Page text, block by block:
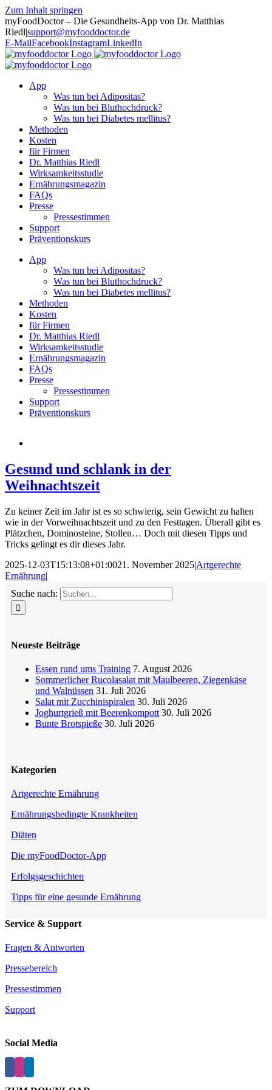
Zum Inhalt springen
myFoodDoctor – Die Gesundheits-App von Dr. Matthias
Riedl|support@myfooddoctor.de
E-MailFacebookInstagramLinkedIn
App
Was tun bei Adipositas?
Was tun bei Bluthochdruck?
Was tun bei Diabetes mellitus?
Methoden
Kosten
für Firmen
Dr. Matthias Riedl
Wirksamkeitsstudie
Ernährungsmagazin
FAQs
Presse
Pressestimmen
Support
Präventionskurs
App
Was tun bei Adipositas?
Was tun bei Bluthochdruck?
Was tun bei Diabetes mellitus?
Methoden
Kosten
für Firmen
Dr. Matthias Riedl
Wirksamkeitsstudie
Ernährungsmagazin
FAQs
Presse
Pressestimmen
Support
Präventionskurs
Gesund und schlank in der
Weihnachtszeit
Zu keiner Zeit im Jahr ist es so schwierig, sein Gewicht zu halten
wie in der Vorweihnachtszeit und zu den Festtagen. Überall gibt es
Plätzchen, Dominosteine, Stollen… Doch mit diesen Tipps und
Tricks gelingt es dir dieses Jahr.
2025-12-03T15:13:08+01:0021. November 2025|Artgerechte
Ernährung|
Suche nach:
Neueste Beiträge
Essen rund ums Training 7. August 2026
Sommerlicher Rucolasalat mit Maulbeeren, Ziegenkäse
und Walnüssen 31. Juli 2026
Salat mit Zucchinispiralen 30. Juli 2026
Joghurtgrieß mit Beerenkompott 30. Juli 2026
Bunte Brotspieße 30. Juli 2026
Kategorien
Artgerechte Ernährung
Ernährungsbedingte Krankheiten
Diäten
Die myFoodDoctor-App
Erfolgsgeschichten
Tipps für eine gesunde Ernährung
Service & Support
Fragen & Antworten
Pressebereich
Pressestimmen
Support
Social Media